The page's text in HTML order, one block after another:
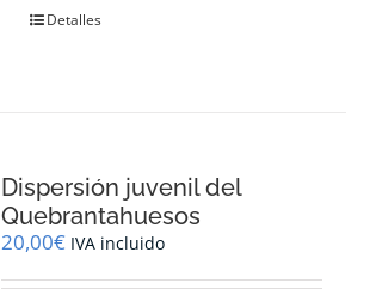
Detalles
Dispersión juvenil del
Quebrantahuesos
20,00€ IVA incluido